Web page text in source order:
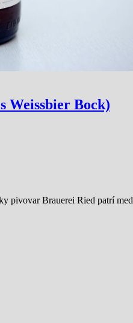
Weissbier Bock)
pivovar Brauerei Ried patrí